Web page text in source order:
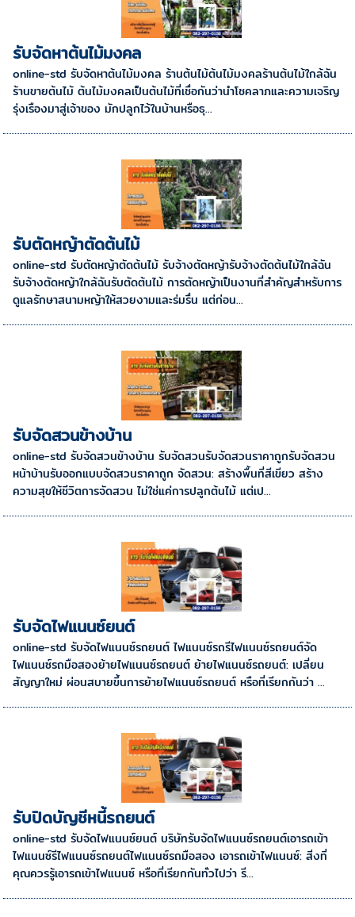
รับจัดหาต้นไม้มงคล
online-std รับจัดหาต้นไม้มงคล ร้านต้นไม้ต้นไม้มงคลร้านต้นไม้ใกล้ฉัน
ร้านขายต้นไม้ ต้นไม้มงคลเป็นต้นไม้ที่เชื่อกันว่านำโชคลาภและความเจริญ
รุ่งเรืองมาสู่เจ้าของ มักปลูกไว้ในบ้านหรือธุ...
รับตัดหญ้าตัดต้นไม้
online-std รับตัดหญ้าตัดต้นไม้ รับจ้างตัดหญ้ารับจ้างตัดต้นไม้ใกล้ฉัน
รับจ้างตัดหญ้าใกล้ฉันรับตัดต้นไม้ การตัดหญ้าเป็นงานที่สำคัญสำหรับการ
ดูแลรักษาสนามหญ้าให้สวยงามและร่มรื่น แต่ก่อน...
รับจัดสวนข้างบ้าน
online-std รับจัดสวนข้างบ้าน รับจัดสวนรับจัดสวนราคาถูกรับจัดสวน
หน้าบ้านรับออกแบบจัดสวนราคาถูก จัดสวน: สร้างพื้นที่สีเขียว สร้าง
ความสุขให้ชีวิตการจัดสวน ไม่ใช่แค่การปลูกต้นไม้ แต่เป...
รับจัดไฟแนนซ์ยนต์
online-std รับจัดไฟแนนซ์รถยนต์ ไฟแนนซ์รถรีไฟแนนซ์รถยนต์จัด
ไฟแนนซ์รถมือสองย้ายไฟแนนซ์รถยนต์ ย้ายไฟแนนซ์รถยนต์: เปลี่ยน
สัญญาใหม่ ผ่อนสบายขึ้นการย้ายไฟแนนซ์รถยนต์ หรือที่เรียกกันว่า ...
รับปิดบัญชีหนี้รถยนต์
online-std รับจัดไฟแนนซ์ยนต์ บริษัทรับจัดไฟแนนซ์รถยนต์เอารถเข้า
ไฟแนนซ์รีไฟแนนซ์รถยนต์ไฟแนนซ์รถมือสอง เอารถเข้าไฟแนนซ์: สิ่งที่
คุณควรรู้เอารถเข้าไฟแนนซ์ หรือที่เรียกกันทั่วไปว่า รี...